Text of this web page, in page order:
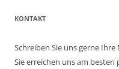
KONTAKT
Schreiben Sie uns gerne Ihre
Sie erreichen uns am besten